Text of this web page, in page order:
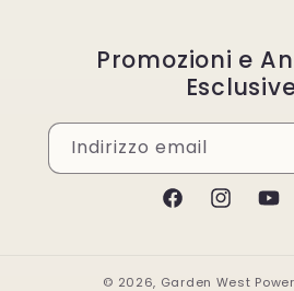
Promozioni e
Indirizzo email
FacebookInstagram
© 2026, Garden West